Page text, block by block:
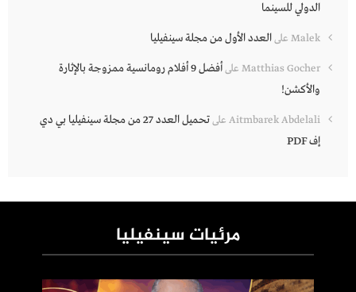
الدولي للسينما
Malek علىالعدد الأول من مجلة سينفيليا
Matthias Gocher على
أفضل 9 أفلام رومانسية ممزوجة بالإثارة
والأكشن!
Aitmbarek Abdelali على
تحميل العدد 27 من مجلة سينفيليا بي دي
إف PDF
مرئيات سينفيليا